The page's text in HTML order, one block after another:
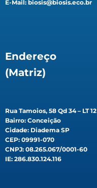
E-Mail: biosis@biosis.eco.br
Endereço
(Matriz)
Rua Tamoios, 58 Qd 34 – LT 12
Bairro: Conceição
Cidade: Diadema SP
CEP: 09991-070
CNPJ: 08.265.067/0001-60
IE: 286.830.124.116